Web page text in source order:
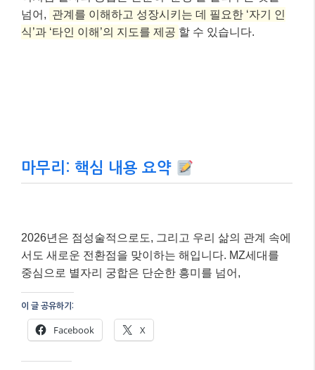
넘어, 관계를 이해하고 성장시키는 데 필요한 ‘자기 인
식’과 ‘타인 이해’의 지도를 제공 할 수 있습니다.
마무리: 핵심 내용 요약
2026년은 점성술적으로도, 그리고 우리 삶의 관계 속에
서도 새로운 전환점을 맞이하는 해입니다. MZ세대를
중심으로 별자리 궁합은 단순한 흥미를 넘어,
이 글 공유하기:
Facebook X